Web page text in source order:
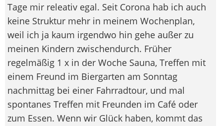
Tage mir releativ egal. Seit Corona hab ich auch
keine Struktur mehr in meinem Wochenplan,
weil ich ja kaum irgendwo hin gehe außer zu
meinen Kindern zwischendurch. Früher
regelmäßig 1 x in der Woche Sauna, Treffen mit
einem Freund im Biergarten am Sonntag
nachmittag bei einer Fahrradtour, und mal
spontanes Treffen mit Freunden im Café oder
zum Essen. Wenn wir Glück haben, kommt das